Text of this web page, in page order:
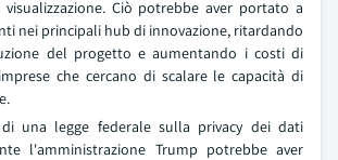
Ciò potrebbe aver portato a
nei principali hub di innovazione, ritardando
del progetto e aumentando i costi di
che cercano di scalare le capacità di
di una legge federale sulla privacy dei dati
l'amministrazione Trump potrebbe aver